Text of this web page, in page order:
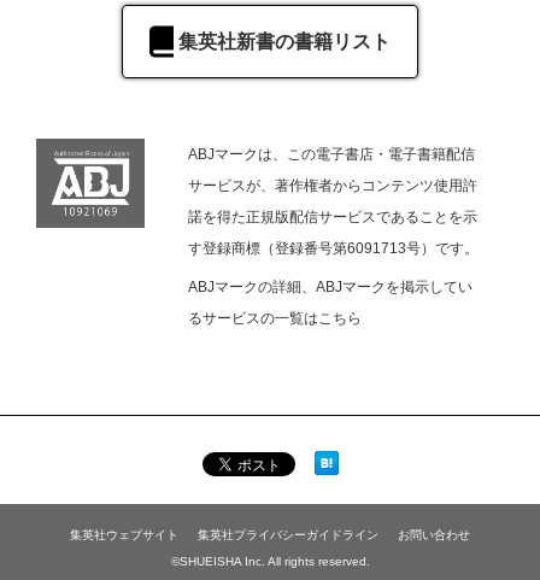
集英社新書の書籍リスト
ABJマークは、この電子書店・電子書籍配信
サービスが、著作権者からコンテンツ使用許
諾を得た正規版配信サービスであることを示
す登録商標（登録番号第6091713号）です。
ABJマークの詳細、ABJマークを掲示してい
るサービスの一覧はこちら
集英社ウェブサイト 集英社プライバシーガイドライン
お問い合わせ
©SHUEISHA Inc. All rights reserved.